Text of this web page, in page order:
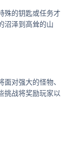
殊的钥匙或任务才
沼泽到高耸的山
对强大的怪物、
挑战将奖励玩家以